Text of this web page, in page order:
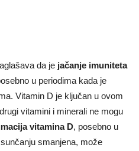
da je jačanje imuniteta
u periodima kada je
Vitamin D je ključan u ovom
vitamini i minerali ne mogu
vitamina D, posebno u
smanjena, može